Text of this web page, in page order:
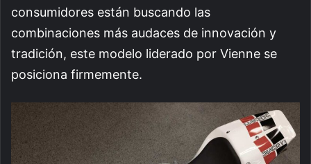
consumidores están buscando las
combinaciones más audaces de innovación y
tradición, este modelo liderado por Vienne se
posiciona firmemente.